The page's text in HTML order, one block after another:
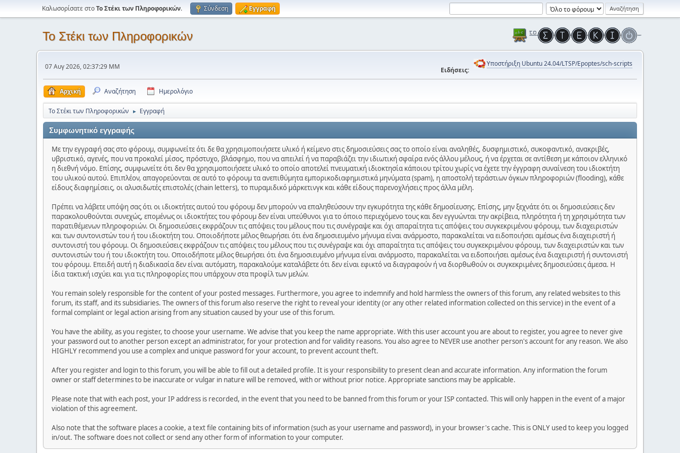
Καλωσορίσατε στοΤο Στέκι των Πληροφορικών. Σύνδεση Εγγραφή
Το Στέκι των Πληροφορικών
07 Αυγ 2026, 02:37:29 ΜΜ Ειδήσεις:
Υποστήριξη Ubuntu 24.04/LTSP/Epoptes/sch-scripts
Αρχική Αναζήτηση Ημερολόγιο
Το Στέκι των Πληροφορικών ► Εγγραφή
Συμφωνητικό εγγραφής
Με την εγγραφή σας στο φόρουμ, συμφωνείτε ότι δε θα χρησιμοποιήσετε υλικό ή κείμενο στις δημοσιεύσεις σας το οποίο είναι αναληθές, δυσφημιστικό, συκοφαντικό, ανακριβές,
υβριστικό, αγενές, που να προκαλεί μίσος, πρόστυχο, βλάσφημο, που να απειλεί ή να παραβιάζει την ιδιωτική σφαίρα ενός άλλου μέλους, ή να έρχεται σε αντίθεση με κάποιον ελληνικό
η διεθνή νόμο. Επίσης, συμφωνείτε ότι δεν θα χρησιμοποιήσετε υλικό το οποίο αποτελεί πνευματική ιδιοκτησία κάποιου τρίτου χωρίς να έχετε την έγγραφη συναίνεση του ιδιοκτήτη
του υλικού αυτού. Επιπλέον, απαγορεύονται σε αυτό το φόρουμ τα ανεπιθύμητα εμπορικοδιαφημιστικά μηνύματα (spam), η αποστολή τεράστιων όγκων πληροφοριών (flooding), κάθε
είδους διαφημίσεις, οι αλυσιδωτές επιστολές (chain letters), το πυραμιδικό μάρκετινγκ και κάθε είδους παρενοχλήσεις προς άλλα μέλη.
Πρέπει να λάβετε υπόψη σας ότι οι ιδιοκτήτες αυτού του φόρουμ δεν μπορούν να επαληθεύσουν την εγκυρότητα της κάθε δημοσίευσης. Επίσης, μην ξεχνάτε ότι οι δημοσιεύσεις δεν
παρακολουθούνται συνεχώς, επομένως οι ιδιοκτήτες του φόρουμ δεν είναι υπεύθυνοι για το όποιο περιεχόμενο τους και δεν εγγυώνται την ακρίβεια, πληρότητα ή τη χρησιμότητα των
παρατιθέμενων πληροφοριών. Οι δημοσιεύσεις εκφράζουν τις απόψεις του μέλους που τις συνέγραψε και όχι απαραίτητα τις απόψεις του συγκεκριμένου φόρουμ, των διαχειριστών
και των συντονιστών του ή του ιδιοκτήτη του. Οποιοδήποτε μέλος θεωρήσει ότι ένα δημοσιευμένο μήνυμα είναι ανάρμοστο, παρακαλείται να ειδοποιήσει αμέσως ένα διαχειριστή ή
συντονιστή του φόρουμ. Οι δημοσιεύσεις εκφράζουν τις απόψεις του μέλους που τις συνέγραψε και όχι απαραίτητα τις απόψεις του συγκεκριμένου φόρουμ, των διαχειριστών και των
συντονιστών του ή του ιδιοκτήτη του. Οποιοδήποτε μέλος θεωρήσει ότι ένα δημοσιευμένο μήνυμα είναι ανάρμοστο, παρακαλείται να ειδοποιήσει αμέσως ένα διαχειριστή ή συντονιστή
του φόρουμ. Επειδή αυτή η διαδικασία δεν είναι αυτόματη, παρακαλούμε καταλάβετε ότι δεν είναι εφικτό να διαγραφούν ή να διορθωθούν οι συγκεκριμένες δημοσιεύσεις άμεσα. Η
ίδια τακτική ισχύει και για τις πληροφορίες που υπάρχουν στα προφίλ των μελών.
You remain solely responsible for the content of your posted messages. Furthermore, you agree to indemnify and hold harmless the owners of this forum, any related websites to this
forum, its staff, and its subsidiaries. The owners of this forum also reserve the right to reveal your identity (or any other related information collected on this service) in the event of a
formal complaint or legal action arising from any situation caused by your use of this forum.
You have the ability, as you register, to choose your username. We advise that you keep the name appropriate. With this user account you are about to register, you agree to never give
your password out to another person except an administrator, for your protection and for validity reasons. You also agree to NEVER use another person's account for any reason. We also
HIGHLY recommend you use a complex and unique password for your account, to prevent account theft.
After you register and login to this forum, you will be able to fill out a detailed profile. It is your responsibility to present clean and accurate information. Any information the forum
owner or staff determines to be inaccurate or vulgar in nature will be removed, with or without prior notice. Appropriate sanctions may be applicable.
Please note that with each post, your IP address is recorded, in the event that you need to be banned from this forum or your ISP contacted. This will only happen in the event of a major
violation of this agreement.
Also note that the software places a cookie, a text file containing bits of information (such as your username and password), in your browser's cache. This is ONLY used to keep you logged
in/out. The software does not collect or send any other form of information to your computer.